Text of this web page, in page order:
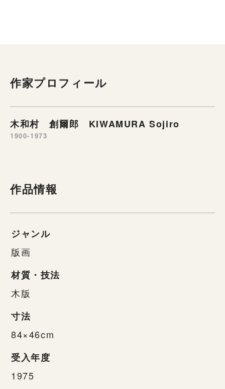
作家プロフィール
木和村 創爾郎 KIWAMURA Sojiro
1900-1973
作品情報
ジャンル
版画
材質・技法
木版
寸法
84×46cm
受入年度
1975